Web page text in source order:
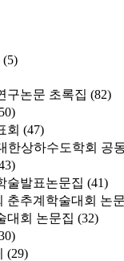
(5)
구논문 초록집 (82)
회 (47)
한상하수도학회 공
술발표논문집 (41)
춘추계학술대회 논
대회 논문집 (32)
(29)